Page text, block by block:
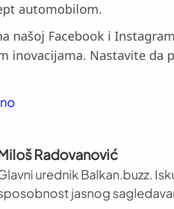
automobilom.
našoj Facebook i
inovacijama. Nastavite
Radovanović
urednik Balkan.buzz.
jasnog